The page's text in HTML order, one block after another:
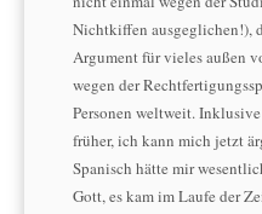
Nichtkiffen ausgeglichen!),
Argument für vieles außen
wegen der
Personen weltweit.
früher, ich kann mich jetzt
Spanisch hätte mir
Gott, es kam im Laufe der